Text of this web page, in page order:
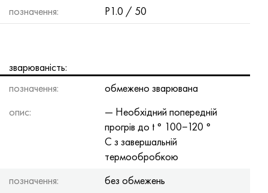
позначення:
P1.0 / 50
зварюваність:
позначення:
обмежено зварювана
опис:
— Необхідний попередній
прогрів до t ° 100−120 °
С з завершальній
термообробкою
позначення:
без обмежень